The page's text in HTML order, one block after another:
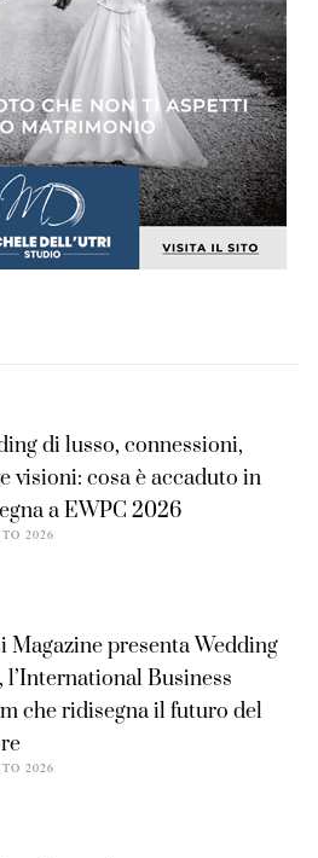
di lusso, connessioni,
visioni: cosa è accaduto in
a EWPC 2026
2026
Magazine presenta Wedding
l’International Business
che ridisegna il futuro del
2026